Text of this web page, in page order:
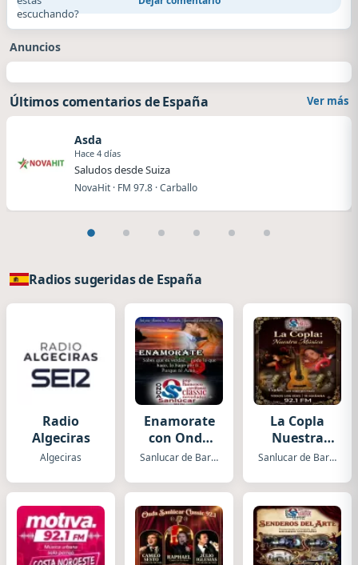
escuchando?
Anuncios
Últimos comentarios de España Ver más
Asda
Hace 4 días
Saludos desde Suiza
NovaHit · FM 97.8 · Carballo
Radios sugeridas de España
Radio
Algeciras
Algeciras
Enamorate
con Onda
Sanlúcar Sanlucar de Barrameda
La Copla
Nuestra
Música
Sanlucar de Barrameda